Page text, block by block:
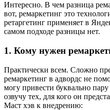
Интересно. В чем разница
вот, ремаркетинг это
ретаргетинг применяет в
самом подходе разницы нет.
1. Кому нужен
Практически всем. Сложно
ремаркетинг в адвордс не
могу привести буквально
озвучу тех, для кого он
Маст хэв к внедрению: